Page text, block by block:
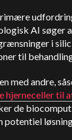
AI søger
i
til
med andre,
hjerneceller til
de
potentiel